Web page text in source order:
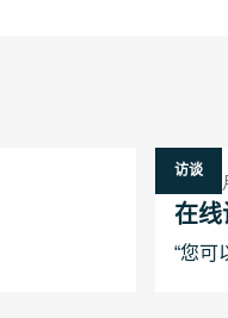
访谈
9 十二
在线
“您可